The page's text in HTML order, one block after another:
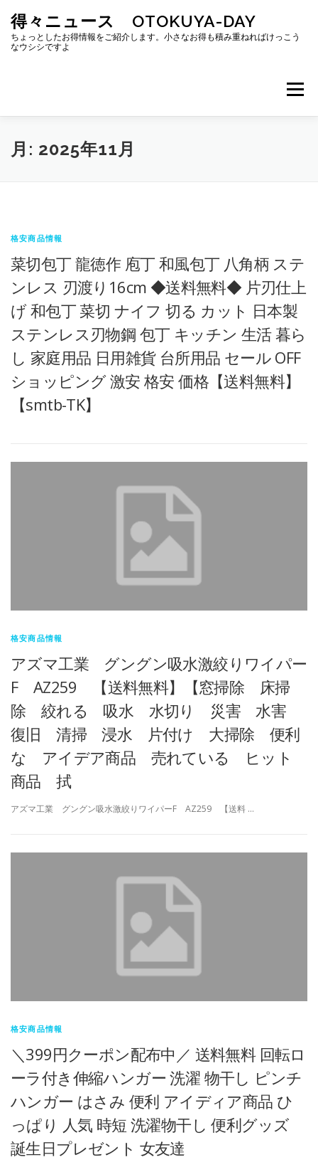
ッ
得々ニュース OTOKUYA-DAY
ちょっとしたお得情報をご紹介します。小さなお得も積み重ねればけっこう
なウシシですよ
メニュー
月: 2025年11月
格安商品情報
菜切包丁 龍徳作 庖丁 和風包丁 八角柄 ステ
ンレス 刃渡り16cm ◆送料無料◆ 片刃仕上
げ 和包丁 菜切 ナイフ 切る カット 日本製
ステンレス刃物鋼 包丁 キッチン 生活 暮ら
し 家庭用品 日用雑貨 台所用品 セール OFF
ショッピング 激安 格安 価格【送料無料】
【smtb-TK】
格安商品情報
アズマ工業 グングン吸水激絞りワイパー
F AZ259 【送料無料】【窓掃除 床掃
除 絞れる 吸水 水切り 災害 水害
復旧 清掃 浸水 片付け 大掃除 便利
な アイデア商品 売れている ヒット
商品 拭
アズマ工業 グングン吸水激絞りワイパーF AZ259 【送料 …
格安商品情報
＼399円クーポン配布中／ 送料無料 回転ロ
ーラ付き伸縮ハンガー 洗濯 物干し ピンチ
ハンガー はさみ 便利 アイディア商品 ひ
っぱり 人気 時短 洗濯物干し 便利グッズ
誕生日プレゼント 女友達